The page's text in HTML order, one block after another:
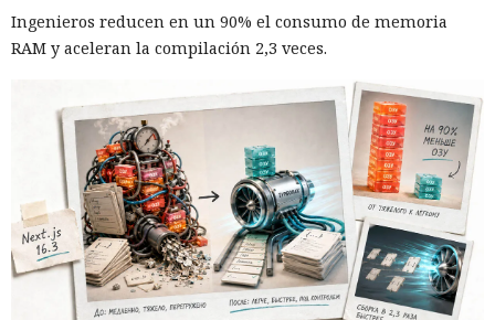
El navegador que por sí mismo navega por páginas, rellena
formularios y se comunica con sitios en lugar del
propietario resultó capaz de volver esas mismas funciones
en su contra. En la conferencia de ciberseguridad Black Hat,
especialistas de la empresa Zenity mostraron cómo el
navegador Atlas de OpenAI fue engañado para enviar
mensajes a contactos de WhatsApp y gestionar compras en
Ingenieros reducen en un 90% el consumo de memoria
RAM y aceleran la compilación 2,3 veces.